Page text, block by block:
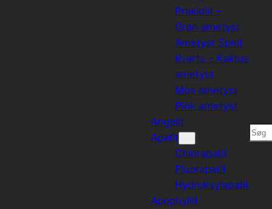
Prasiolit –
Grøn ametyst
Ametyst Spirit
Kvarts – Kaktus
ametyst
Mos ametyst
Pink ametyst
Angelit
Apatit
Chlorapatit
Fluorapatit
Hydroksylapatit
Apophyllit
Søg